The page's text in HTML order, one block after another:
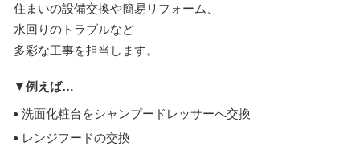
住まいの設備交換や簡易リフォーム、
水回りのトラブルなど
多彩な工事を担当します。
▼例えば…
洗面化粧台をシャンプードレッサーへ交換
レンジフードの交換